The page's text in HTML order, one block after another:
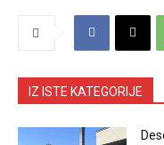
IZ ISTE KATEGORIJE